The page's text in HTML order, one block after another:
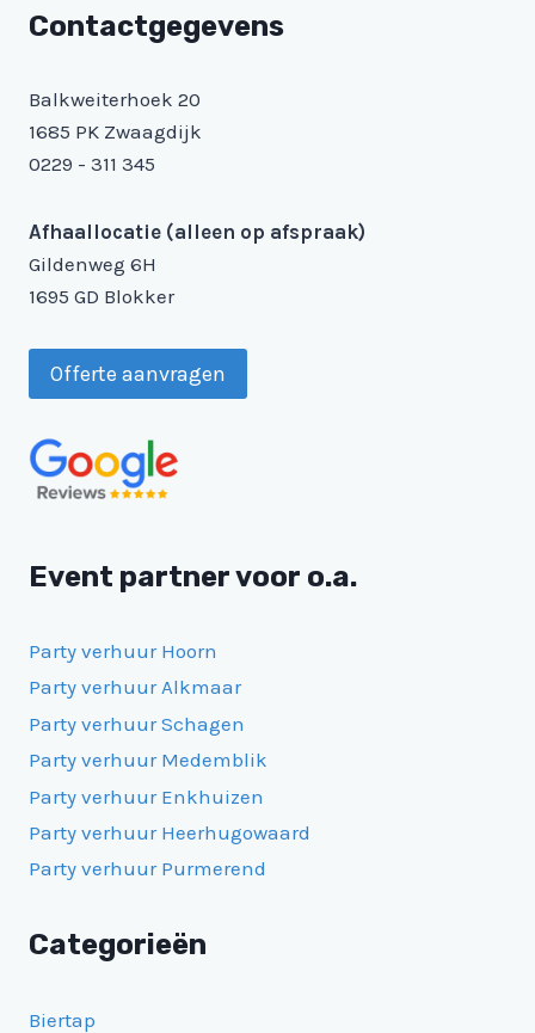
Contactgegevens
Balkweiterhoek 20
1685 PK Zwaagdijk
0229 - 311 345
Afhaallocatie (alleen op afspraak)
Gildenweg 6H
1695 GD Blokker
Offerte aanvragen
Event partner voor o.a.
Party verhuur Hoorn
Party verhuur Alkmaar
Party verhuur Schagen
Party verhuur Medemblik
Party verhuur Enkhuizen
Party verhuur Heerhugowaard
Party verhuur Purmerend
Categorieën
Biertap